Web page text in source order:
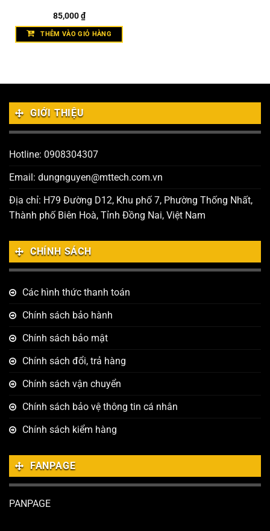
85,000₫
THÊM VÀO GIỎ HÀNG
GIỚI THIỆU
Hotline: 0908304307
Email: dungnguyen@mttech.com.vn
Địa chỉ: H79 Đường D12, Khu phố 7, Phường Thống Nhất,
Thành phố Biên Hoà, Tỉnh Đồng Nai, Việt Nam
CHÍNH SÁCH
Các hình thức thanh toán
Chính sách bảo hành
Chính sách bảo mật
Chính sách đổi, trả hàng
Chính sách vận chuyển
Chính sách bảo vệ thông tin cá nhân
Chính sách kiểm hàng
FANPAGE
PANPAGE